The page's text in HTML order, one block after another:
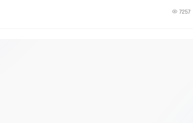
 7257